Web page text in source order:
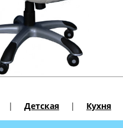
| Детская | Кухня